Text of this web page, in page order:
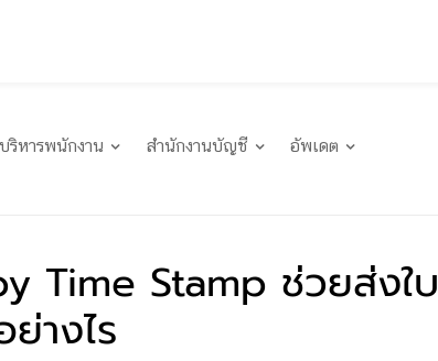
บริหารพนักงาน สำนักงานบัญชี
อัพเดต
Time Stamp ช่วยส่งใบ
างไร